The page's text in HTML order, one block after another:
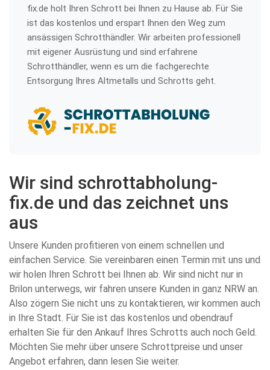
fix.de holt Ihren Schrott bei Ihnen zu Hause ab. Für Sie
ist das kostenlos und erspart Ihnen den Weg zum
ansässigen Schrotthändler. Wir arbeiten professionell
mit eigener Ausrüstung und sind erfahrene
Schrotthändler, wenn es um die fachgerechte
Entsorgung Ihres Altmetalls und Schrotts geht.
Wir sind schrottabholung-
fix.de und das zeichnet uns
aus
Unsere Kunden profitieren von einem schnellen und
einfachen Service. Sie vereinbaren einen Termin mit uns und
wir holen Ihren Schrott bei Ihnen ab. Wir sind nicht nur in
Brilon unterwegs, wir fahren unsere Kunden in ganz NRW an.
Also zögern Sie nicht uns zu kontaktieren, wir kommen auch
in Ihre Stadt. Für Sie ist das kostenlos und obendrauf
erhalten Sie für den Ankauf Ihres Schrotts auch noch Geld.
Möchten Sie mehr über unsere Schrottpreise und unser
Angebot erfahren, dann lesen Sie weiter.